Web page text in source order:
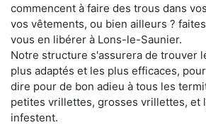
commencent à faire des trous dans
vos vêtements, ou bien ailleurs ?
vous en libérer à Lons-le-Saunier.
Notre structure s'assurera de trouver
plus adaptés et les plus efficaces,
dire pour de bon adieu à tous les
petites vrillettes, grosses vrillettes, et
infestent.